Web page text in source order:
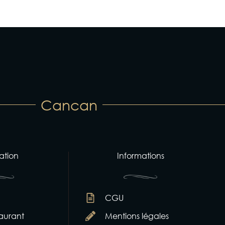
Cancan
Informations
CGU
Mentions légales